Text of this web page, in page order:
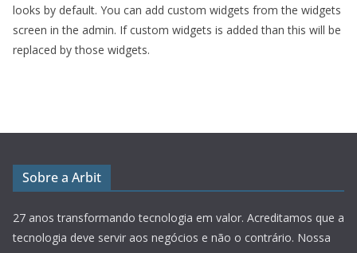
looks by default. You can add custom widgets from the widgets
screen in the admin. If custom widgets is added than this will be
replaced by those widgets.
Sobre a Arbit
27 anos transformando tecnologia em valor. Acreditamos que a
tecnologia deve servir aos negócios e não o contrário. Nossa